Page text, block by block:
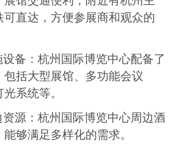
直达，方便参展商和观众的
备：杭州国际博览中心配备了
括大型展馆、多功能会议
系统等。
源：杭州国际博览中心周边酒
够满足多样化的需求。